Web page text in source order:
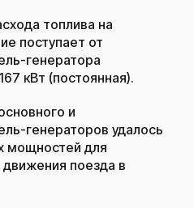
топлива на
поступает от
генератора
кВт (постоянная).
и
генераторов удалось
мощностей для
поезда в